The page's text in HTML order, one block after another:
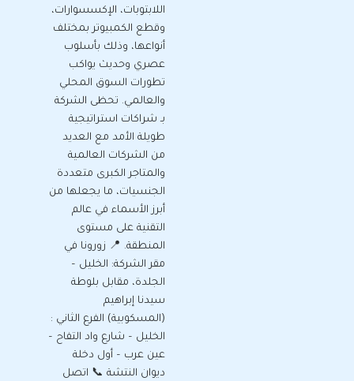
اللابتوبات، الإكسسوارات،
وقطع الكمبيوتر بمختلف
أنواعها، وذلك بأسلوب
عصري وحديث يواكب
تطورات السوق المحلي
والعالمي. تحظى الشركة
بـ شراكات استراتيجية
طويلة الأمد مع العديد
من الشركات العالمية
والمتاجر الكبرى متعددة
الجنسيات، ما يجعلها من
أبرز الأسماء في عالم
التقنية على مستوى
المنطقة. 📍 زورونا في
مقر الشركة: الخليل –
الجلدة، مقابل بلوطة
سيدنا إبراهيم
(المسكوبية) الفرع الثاني :
الخليل – شارع واد التفاح –
عين عرب – أول دخلة
ديوان النتشة 📞 اتصل